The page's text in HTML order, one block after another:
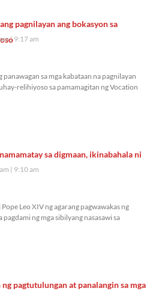
pagnilayan ang bokasyon sa
9:17 am
sa mga kabataan na pagnilayan
relihiyoso sa pamamagitan ng Vocation
sa digmaan, ikinabahala ni
9:10 am
Leo XIV ng agarang pagwawakas ng
ng mga sibilyang nasasawi sa
pagtutulungan at panalangin sa mga